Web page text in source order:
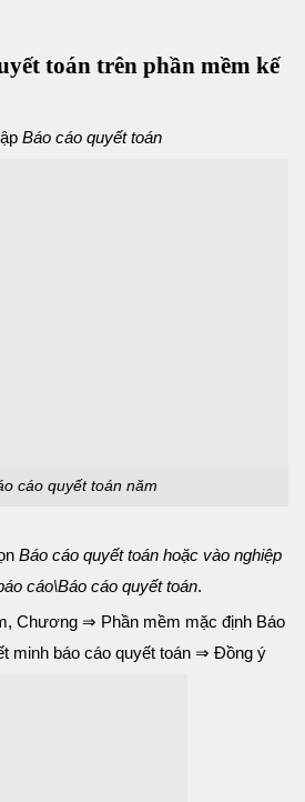
toán trên phần mềm kế
Báo cáo quyết toán
cáo quyết toán năm
Báo cáo quyết toán hoặc vào nghiệp
cáo\Báo cáo quyết toán.
Chương ⇒ Phần mềm mặc định Báo
minh báo cáo quyết toán ⇒ Đồng ý